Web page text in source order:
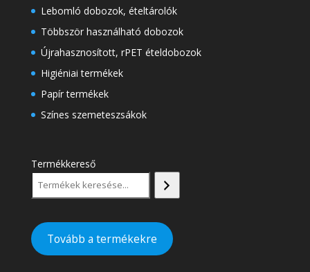
Lebomló dobozok, ételtárolók
Többször használható dobozok
Újrahasznosított, rPET ételdobozok
Higiéniai termékek
Papír termékek
Színes szemeteszsákok
Termékkereső
Tovább a termékekre